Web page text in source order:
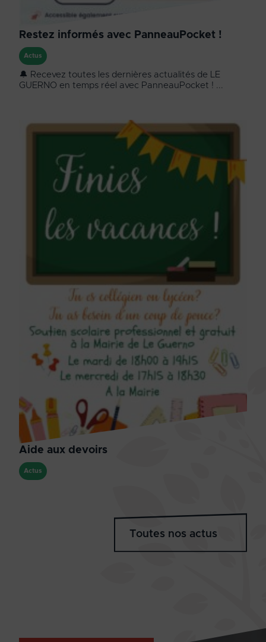
Restez informés avec PanneauPocket !
Actus
🔔 Recevez toutes les dernières actualités de LE
GUERNO en temps réel avec PanneauPocket ! ...
Aide aux devoirs
Actus
Toutes nos actus